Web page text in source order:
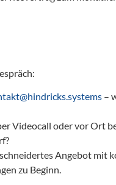
–
Videocall oder vor Ort
Angebot mit
zu Beginn.